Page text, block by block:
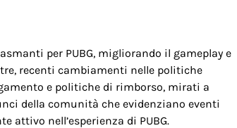
per PUBG, migliorando il gameplay e
recenti cambiamenti nelle politiche
e politiche di rimborso, mirati a
della comunità che evidenziano eventi
nell’esperienza di PUBG.